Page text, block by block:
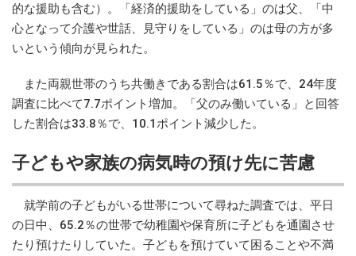
的な援助も含む）。「経済的援助をしている」のは父、「中
心となって介護や世話、見守りをしている」のは母の方が多
いという傾向が見られた。
また両親世帯のうち共働きである割合は61.5％で、24年度
調査に比べて7.7ポイント増加。「父のみ働いている」と回答
した割合は33.8％で、10.1ポイント減少した。
子どもや家族の病気時の預け先に苦慮
就学前の子どもがいる世帯について尋ねた調査では、平日
の日中、65.2％の世帯で幼稚園や保育所に子どもを通園させ
たり預けたりしていた。子どもを預けていて困ることや不満